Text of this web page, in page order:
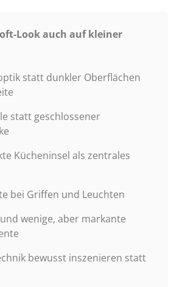
Look auch auf kleiner
statt dunkler Oberflächen
statt geschlossener
Kücheninsel als zentrales
bei Griffen und Leuchten
wenige, aber markante
bewusst inszenieren statt